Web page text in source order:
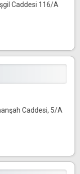
Caddesi 116/A
Caddesi, 5/A